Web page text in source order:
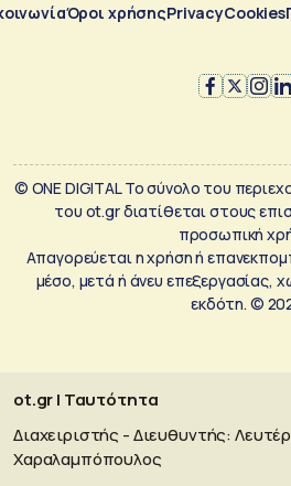
Όροι χρήσηςPrivacyCookies
© ONE DIGITAL Το σύνολο του
του ot.gr διατίθεται στους
προσωπική
Απαγορεύεται η χρήση ή
μέσο, μετά ή άνευ επεξεργασίας,
εκδότη. ©
ot.gr | Ταυτότητα
Διαχειριστής - Διευθυντής:
Χαραλαμπόπουλος